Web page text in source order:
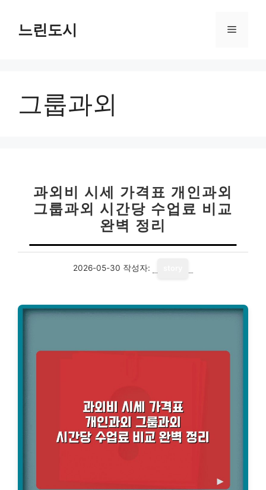
느린도시 메
그룹과외
과외비 시세 가격표 개인과외
그룹과외 시간당 수업료 비교
완벽 정리
2026-05-30 작성자: